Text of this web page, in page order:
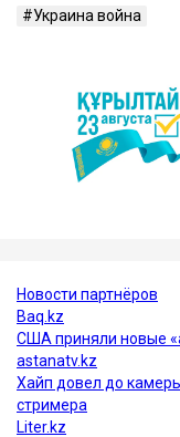
Украина война